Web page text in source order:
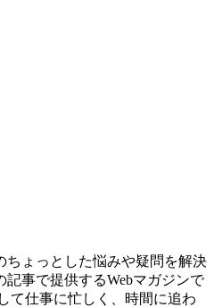
ちょっとした悩みや疑問を解決
事で提供するWebマガジンで
て仕事に忙しく、時間に追わ